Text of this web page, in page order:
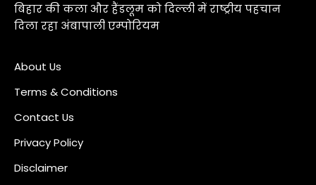
बिहार की कला और हैंडलूम को दिल्ली में राष्ट्रीय पहचान
दिला रहा अंबापाली एम्पोरियम
About Us
Terms & Conditions
Contact Us
Privacy Policy
Disclaimer